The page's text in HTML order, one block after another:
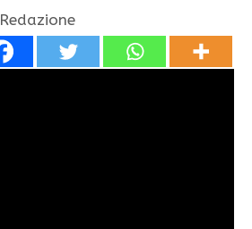
Redazione